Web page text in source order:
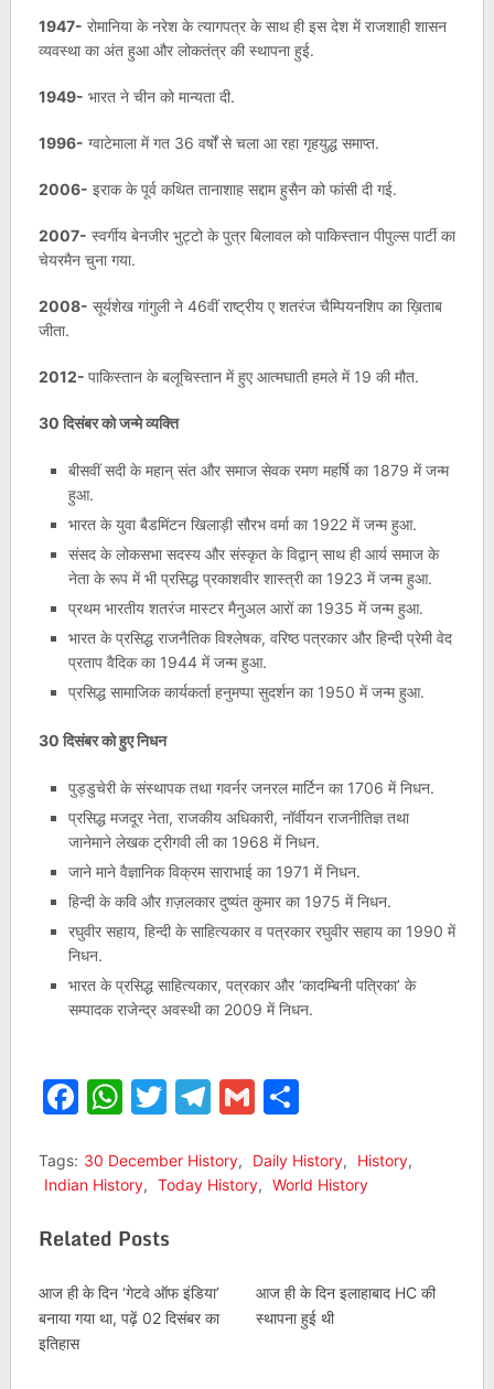
1947- रोमानिया के नरेश के त्यागपत्र के साथ ही इस देश में राजशाही शासन
व्यवस्था का अंत हुआ और लोकतंत्र की स्थापना हुई.
1949- भारत ने चीन को मान्यता दी.
1996- ग्वाटेमाला में गत 36 वर्षों से चला आ रहा गृहयुद्ध समाप्त.
2006- इराक के पूर्व कथित तानाशाह सद्दाम हुसैन को फांसी दी गई.
2007- स्वर्गीय बेनजीर भुट्टो के पुत्र बिलावल को पाकिस्तान पीपुल्स पार्टी का
चेयरमैन चुना गया.
2008- सूर्यशेख गांगुली ने 46वीं राष्ट्रीय ए शतरंज चैम्पियनशिप का ख़िताब
जीता.
2012- पाकिस्तान के बलूचिस्तान में हुए आत्मघाती हमले में 19 की मौत.
30 दिसंबर को जन्मे व्यक्ति
बीसवीं सदी के महान् संत और समाज सेवक रमण महर्षि का 1879 में जन्म
हुआ.
भारत के युवा बैडमिंटन खिलाड़ी सौरभ वर्मा का 1922 में जन्म हुआ.
संसद के लोकसभा सदस्य और संस्कृत के विद्वान् साथ ही आर्य समाज के
नेता के रूप में भी प्रसिद्ध प्रकाशवीर शास्त्री का 1923 में जन्म हुआ.
प्रथम भारतीय शतरंज मास्टर मैनुअल आरों का 1935 में जन्म हुआ.
भारत के प्रसिद्ध राजनैतिक विश्लेषक, वरिष्ठ पत्रकार और हिन्दी प्रेमी वेद
प्रताप वैदिक का 1944 में जन्म हुआ.
प्रसिद्ध सामाजिक कार्यकर्ता हनुमप्पा सुदर्शन का 1950 में जन्म हुआ.
30 दिसंबर को हुए निधन
पुड्डुचेरी के संस्थापक तथा गवर्नर जनरल मार्टिन का 1706 में निधन.
प्रसिद्ध मजदूर नेता, राजकीय अधिकारी, नॉर्वीयन राजनीतिज्ञ तथा
जानेमाने लेखक ट्रीगवी ली का 1968 में निधन.
जाने माने वैज्ञानिक विक्रम साराभाई का 1971 में निधन.
हिन्दी के कवि और ग़ज़लकार दुष्यंत कुमार का 1975 में निधन.
रघुवीर सहाय, हिन्दी के साहित्यकार व पत्रकार रघुवीर सहाय का 1990 में
निधन.
भारत के प्रसिद्ध साहित्यकार, पत्रकार और ‘कादम्बिनी पत्रिका’ के
सम्पादक राजेन्द्र अवस्थी का 2009 में निधन.
Facebook
WhatsApp
Twitter
Telegram
GmailShare
Tags: 30 December History, Daily History, History,
Indian History, Today History, World History
Related Posts
आज ही के दिन ‘गेटवे ऑफ इंडिया’
बनाया गया था, पढ़ें 02 दिसंबर का
इतिहास
आज ही के दिन इलाहाबाद HC की
स्थापना हुई थी